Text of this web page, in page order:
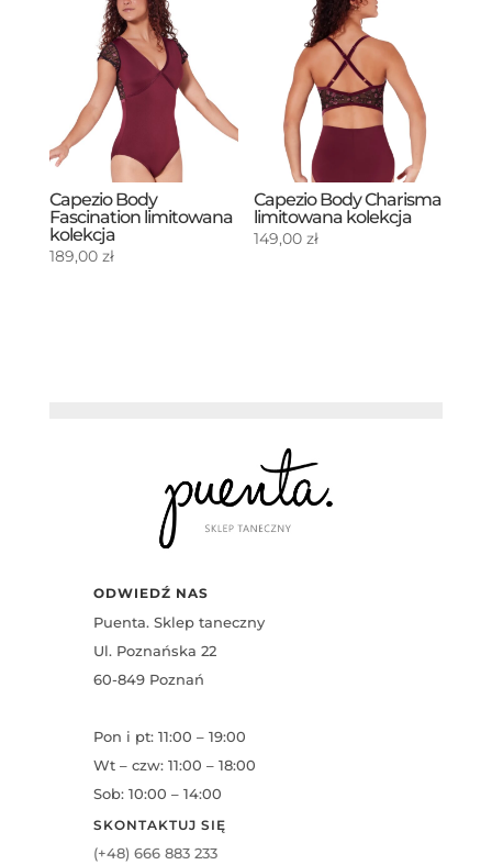
Capezio Body
Fascination limitowana
kolekcja
189,00 zł
Capezio Body Charisma
limitowana kolekcja
149,00zł
ODWIEDŹ NAS
Puenta. Sklep taneczny
Ul. Poznańska 22
60-849 Poznań
Pon i pt: 11:00 – 19:00
Wt – czw: 11:00 – 18:00
Sob: 10:00 – 14:00
SKONTAKTUJ SIĘ
(+48) 666 883 233